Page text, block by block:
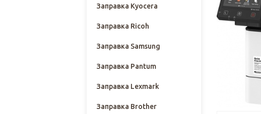
Заправка Kyocera
Заправка Ricoh
Заправка Samsung
Заправка Pantum
Заправка Lexmark
Заправка Brother